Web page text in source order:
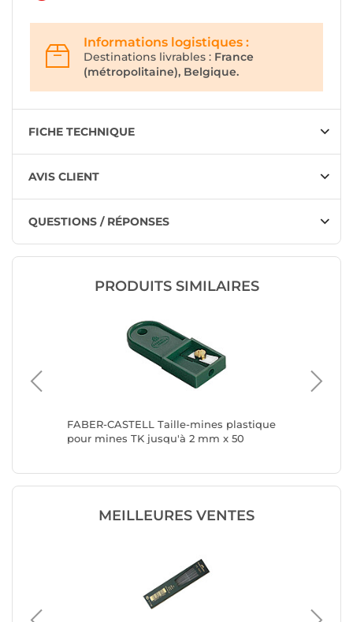
Informations logistiques :
Destinations livrables : France
(métropolitaine), Belgique.
FICHE TECHNIQUE
AVIS CLIENT
QUESTIONS / RÉPONSES
PRODUITS SIMILAIRES
FABER-CASTELL Taille-mines plastique
pour mines TK jusqu'à 2 mm x 50
MEILLEURES VENTES